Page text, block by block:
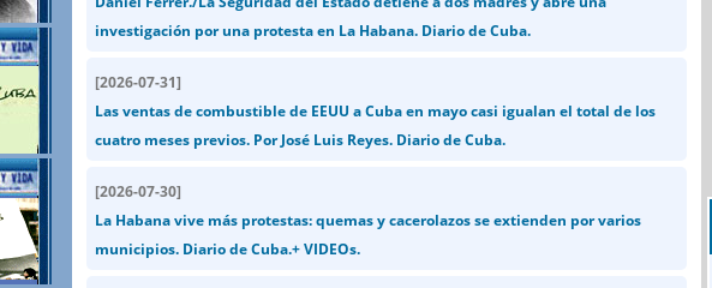
investigación por una protesta en La Habana. Diario de Cuba.
[2026-07-31]
Las ventas de combustible de EEUU a Cuba en mayo casi igualan el total de los
cuatro meses previos. Por José Luis Reyes. Diario de Cuba.
[2026-07-30]
La Habana vive más protestas: quemas y cacerolazos se extienden por varios
municipios. Diario de Cuba.+ VIDEOs.